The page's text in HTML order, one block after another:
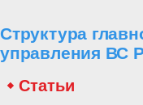
Структура
управления ВС
Статьи